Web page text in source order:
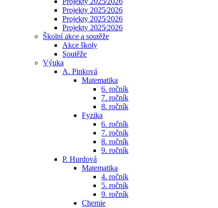
Projekty 2025⁄2026
Projekty 2025⁄2026
Projekty 2025⁄2026
Školní akce a soutěže
Akce školy
Soutěže
Výuka
A. Pinková
Matematika
6. ročník
7. ročník
8. ročník
Fyzika
6. ročník
7. ročník
8. ročník
9. ročník
P. Hurdová
Matematika
4. ročník
5. ročník
9. ročník
Chemie